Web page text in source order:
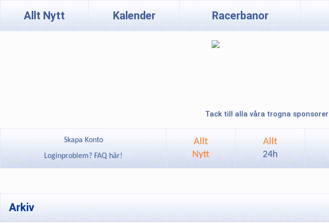
Allt Nytt Kalender Racerbanor
Tack till alla våra trogna
Skapa Konto
Loginproblem? FAQ här!
Allt
Nytt
Allt
24h
Arkiv